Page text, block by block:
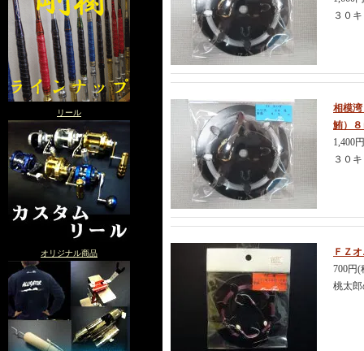
リール
オリジナル商品
３０
相模
鮪）
1,400
３０
ＦＺ
700円(
桃太